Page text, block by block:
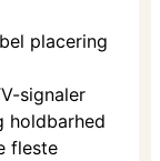
placering
signaler
holdbarhed
fleste